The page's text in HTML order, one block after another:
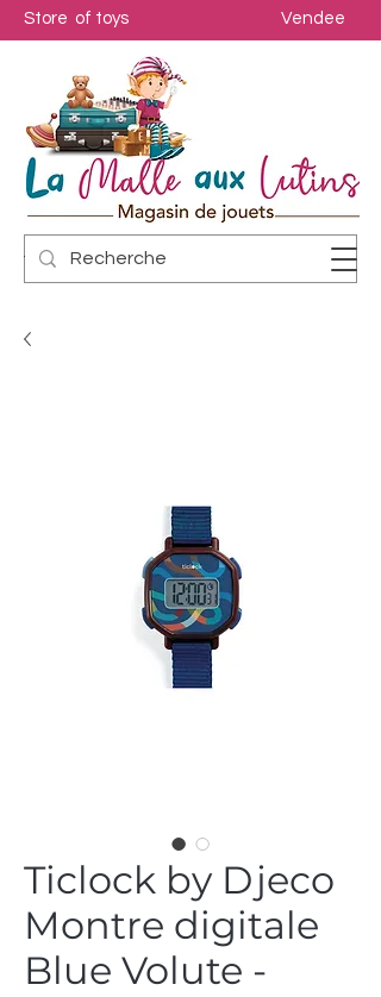
Store of toys Vendee
Ticlock by Djeco
Montre digitale
Blue Volute -